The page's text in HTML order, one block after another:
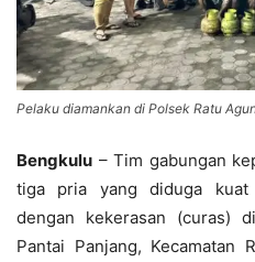
Pelaku diamankan di Polsek Ratu
Bengkulu – Tim gabungan
tiga pria yang diduga kuat
dengan kekerasan (curas)
Pantai Panjang, Kecamatan